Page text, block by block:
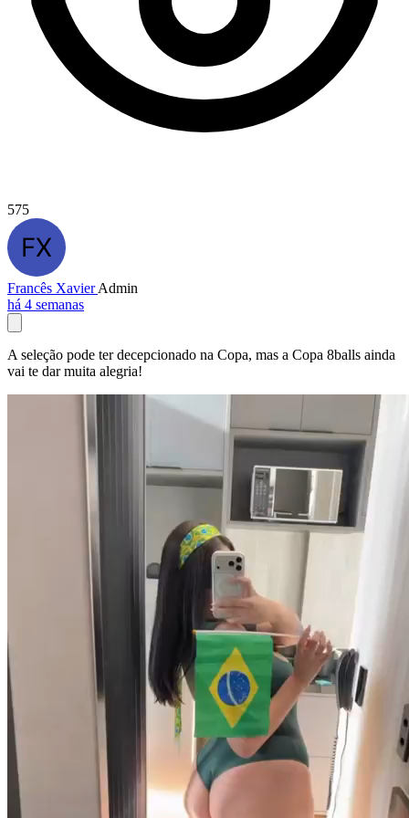
575
Francês XavierAdmin
há 4 semanas
A seleção pode ter decepcionado na Copa, mas a Copa 8balls ainda
vai te dar muita alegria!